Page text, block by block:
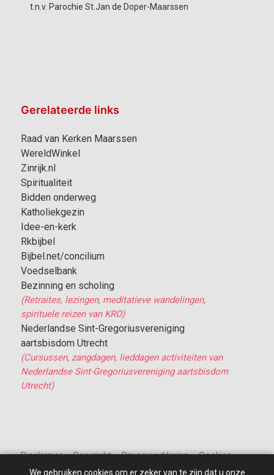
t.n.v. Parochie St.Jan de Doper-Maarssen
Gerelateerde links
Raad van Kerken Maarssen
WereldWinkel
Zinrijk.nl
Spiritualiteit
Bidden onderweg
Katholiekgezin
Idee-en-kerk
Rkbijbel
Bijbel.net/concilium
Voedselbank
Bezinning en scholing
(Retraites, lezingen, meditatieve wandelingen,
spirituele reizen van KRO)
Nederlandse Sint-Gregoriusvereniging
aartsbisdom Utrecht
(Cursussen, zangdagen, lieddagen activiteiten van
Nederlandse Sint-Gregoriusvereniging aartsbisdom
Utrecht)
Disclaimer – Copyright – Privacyverklaring – Cookies
We gebruiken cookies om er zeker van te zijn dat u onze